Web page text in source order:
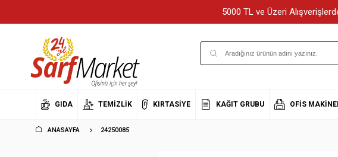
5000 TL ve Üzeri
GIDA TEMIZLIK KIRTASIYE KAĞIT GRUBU OFIS
ANASAYFA 24250085